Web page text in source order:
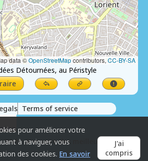
data ©OpenStreetMapcontributors, CC-BY-SA
Détournées, au Péristyle
Terms of service
pour améliorer votre
à naviguer, vous
des cookies. En savoir
J'ai
compris